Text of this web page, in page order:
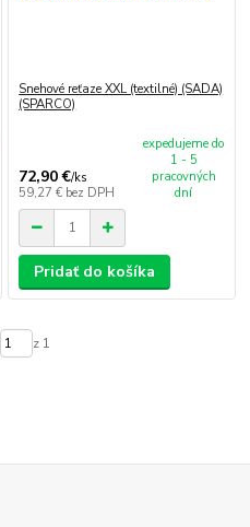
Snehové reťaze XXL (textilné) (SADA)
(SPARCO)
72,90 €/ks
59,27 € bez DPH
expedujeme do
1 - 5
pracovných
dní
Pridať do košíka
z 1